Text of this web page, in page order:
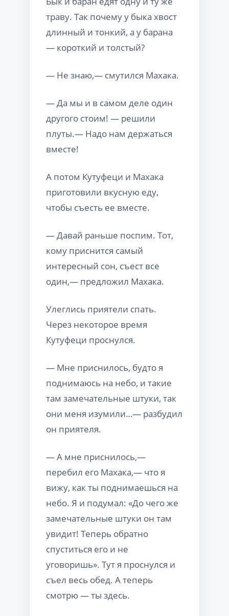
траву. Так почему у быка хвост
длинный и тонкий, а у барана
— короткий и толстый?
— Не знаю,— смутился Махака.
— Да мы и в самом деле один
другого стоим! — решили
плуты.— Надо нам держаться
вместе!
А потом Кутуфеци и Махака
приготовили вкусную еду,
чтобы съесть ее вместе.
— Давай раньше поспим. Тот,
кому приснится самый
интересный сон, съест все
один,— предложил Махака.
Улеглись приятели спать.
Через некоторое время
Кутуфеци проснулся.
— Мне приснилось, будто я
поднимаюсь на небо, и такие
там замечательные штуки, так
они меня изумили…— разбудил
он приятеля.
— А мне приснилось,—
перебил его Махака,— что я
вижу, как ты поднимаешься на
небо. Я и подумал: «До чего же
замечательные штуки он там
увидит! Теперь обратно
спуститься его и не
уговоришь». Тут я проснулся и
съел весь обед. А теперь
смотрю — ты здесь.